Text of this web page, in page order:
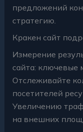
предложений
стратегию.
Кракен сайт
Измерение
сайта: ключевые
Отслеживайте
посетителей
Увеличению
на внешних